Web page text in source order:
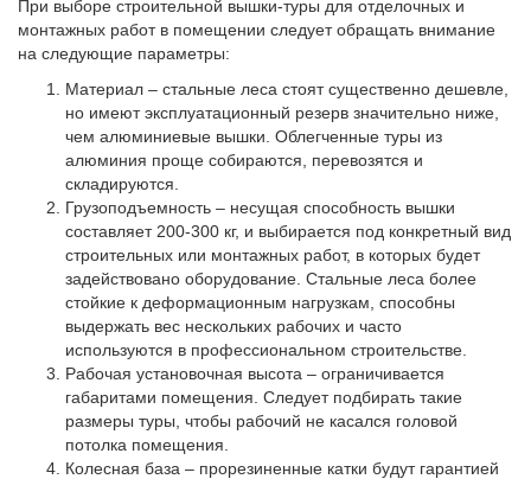
При выборе строительной вышки-туры для отделочных и
монтажных работ в помещении следует обращать внимание
на следующие параметры:
Материал – стальные леса стоят существенно дешевле,
но имеют эксплуатационный резерв значительно ниже,
чем алюминиевые вышки. Облегченные туры из
алюминия проще собираются, перевозятся и
складируются.
Грузоподъемность – несущая способность вышки
составляет 200-300 кг, и выбирается под конкретный вид
строительных или монтажных работ, в которых будет
задействовано оборудование. Стальные леса более
стойкие к деформационным нагрузкам, способны
выдержать вес нескольких рабочих и часто
используются в профессиональном строительстве.
Рабочая установочная высота – ограничивается
габаритами помещения. Следует подбирать такие
размеры туры, чтобы рабочий не касался головой
потолка помещения.
Колесная база – прорезиненные катки будут гарантией